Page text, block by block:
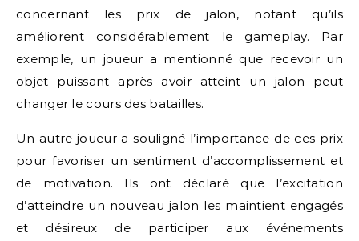
concernant les prix de jalon, notant qu’ils
améliorent considérablement le gameplay. Par
exemple, un joueur a mentionné que recevoir un
objet puissant après avoir atteint un jalon peut
changer le cours des batailles.
Un autre joueur a souligné l’importance de ces prix
pour favoriser un sentiment d’accomplissement et
de motivation. Ils ont déclaré que l’excitation
d’atteindre un nouveau jalon les maintient engagés
et désireux de participer aux événements